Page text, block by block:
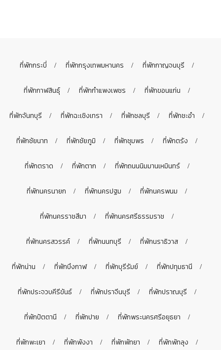
ที่พักกระบี่ ที่พักกรุงเทพมหานคร ที่พักกาญจนบุรี
ที่พักกาฬสินธุ์ ที่พักกำแพงเพชร ที่พักขอนแก่น
ที่พักจันทบุรี ที่พักฉะเชิงเทรา ที่พักชลบุรี ที่พักชะอำ
ที่พักชัยนาท ที่พักชัยภูมิ ที่พักชุมพร ที่พักตรัง
ที่พักตราด ที่พักตาก ที่พักถนนนิมมานเหมินทร์
ที่พักนครนายก ที่พักนครปฐม ที่พักนครพนม
ที่พักนครราชสีมา ที่พักนครศรีธรรมราช
ที่พักนครสวรรค์ ที่พักนนทบุรี ที่พักนราธิวาส
ที่พักน่าน ที่พักบึงกาฬ ที่พักบุรีรัมย์ ที่พักปทุมธานี
ที่พักประจวบคีรีขันธ์ ที่พักปราจีนบุรี ที่พักปราณบุรี
ที่พักปัตตานี ที่พักปาย ที่พักพระนครศรีอยุธยา
ที่พักพะเยา ที่พักพังงา ที่พักพัทยา ที่พักพัทลุง